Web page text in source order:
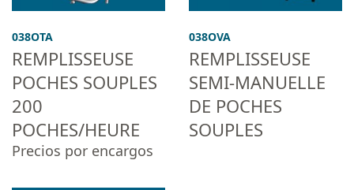
038OTA
REMPLISSEUSE
POCHES SOUPLES
200
POCHES/HEURE
Precios por encargos
038OVA
REMPLISSEUSE
SEMI-MANUELLE
DE POCHES
SOUPLES